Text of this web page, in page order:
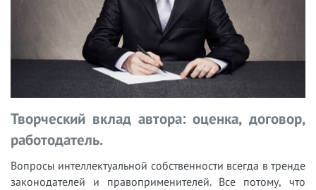
Творческий вклад автора: оценка, договор,
работодатель.
Вопросы интеллектуальной собственности всегда в тренде
законодателей и правоприменителей. Все потому, что